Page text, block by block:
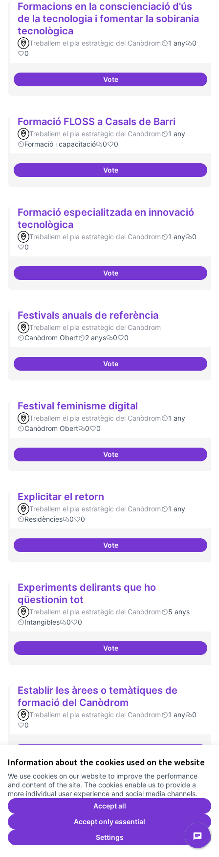
Information about the cookies used on the website
We use cookies on our website to improve the performance
and content of the site. The cookies enable us to provide a
more individual user experience and social media channels.
Accept all
Accept only essential
Settings
Formacions en la conscienciació d'ús
de la tecnologia i fomentar la sobirania
tecnològica
Treballem el pla estratègic del Canòdrom 1 any
0
0
VoteFormacions en la
Formació FLOSS a Casals de Barri
Treballem el pla estratègic del Canòdrom
1 any
Formació i capacitació
0 0
VoteFormació FLOSS a Casals de
Formació especialitzada en innovació
tecnològica
Treballem el pla estratègic del Canòdrom 1 any
0
0
VoteFormació especialitzada en
Festivals anuals de referència
Treballem el pla estratègic del Canòdrom
Canòdrom Obert
2 anys 0 0
VoteFestivals anuals de referència
Festival feminisme digital
Treballem el pla estratègic del Canòdrom
1 any
Canòdrom Obert
0 0
VoteFestival feminisme digital
Explicitar el retorn
Treballem el pla estratègic del Canòdrom
1 any
Residències
0 0
VoteExplicitar el retorn
Experiments delirants que ho
qüestionin tot
Treballem el pla estratègic del Canòdrom
5 anys
Intangibles
0 0
VoteExperiments delirants que ho
Establir les àrees o temàtiques de
formació del Canòdrom
Treballem el pla estratègic del Canòdrom 1 any
0
0
Espais oberts i cuidats
Treballem el pla estratègic del Canòdrom
VoteEspais oberts i cuidats